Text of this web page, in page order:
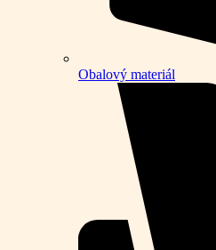
Obalový materiál